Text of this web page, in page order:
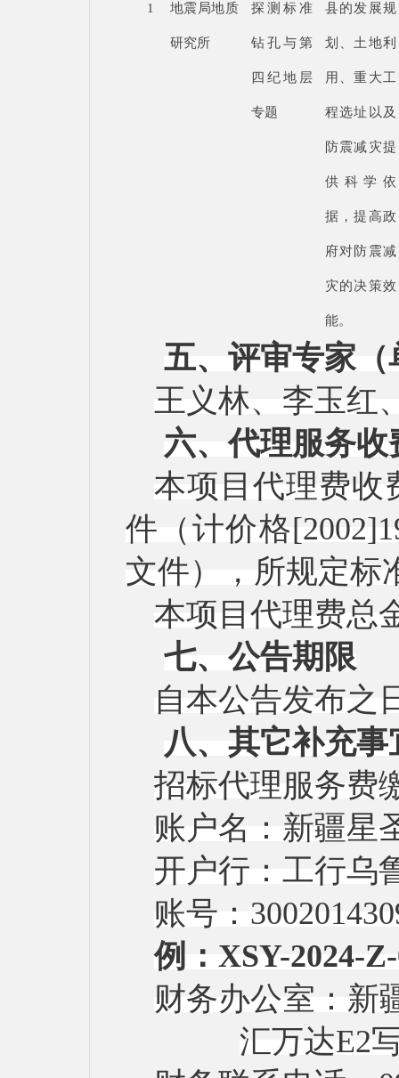
1 地震局地质
研究所
探测标准
钻孔与第
四纪地层
专题
县的发展规
划、土地利
用、重大工
程选址以及
防震减灾提
供科学依
据，提高政
府对防震减
灾的决策效
能。
五、评审专家
王义林、李玉红
六、代理服务
本项目代理费收
件（计价格
文件），所规定标
本项目代理费总
七、公告期限
自本公告发布之
八、其它补充事
招标代理服务费
账户名：新疆星
开户行：工行乌
账号：
例： XSY-2024-
财务办公室：新
汇万达E2